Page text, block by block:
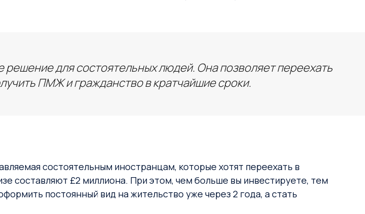
для состоятельных людей. Она позволяет переехать
ПМЖ и гражданство в кратчайшие сроки.
состоятельным иностранцам, которые хотят переехать в
составляют £2 миллиона. При этом, чем больше вы инвестируете, тем
постоянный вид на жительство уже через 2 года, а стать